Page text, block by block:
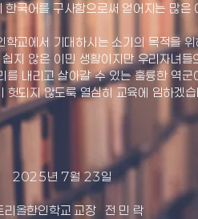
국어를 구사함으로써 얻어지는 많은
교에서 기대하시는 소기의 목적을
지 않은 이민 생활이지만 우리자녀
내리고 살아갈 수 있는 훌륭한 역
헛되지 않도룩 열심히 교육에 임하겠
23일
전 민 락